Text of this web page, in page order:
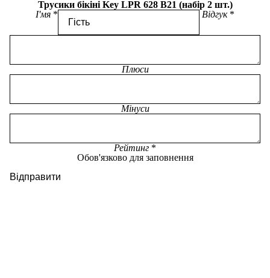
Трусики бікіні Key LPR 628 B21 (набір 2 шт.)
І'мя
Відгук
Плюси
Мінуси
Рейтинг
Обов'язково для заповнення
Відправити